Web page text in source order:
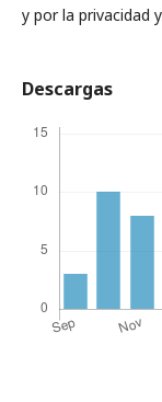
y por la privacidad
Descargas